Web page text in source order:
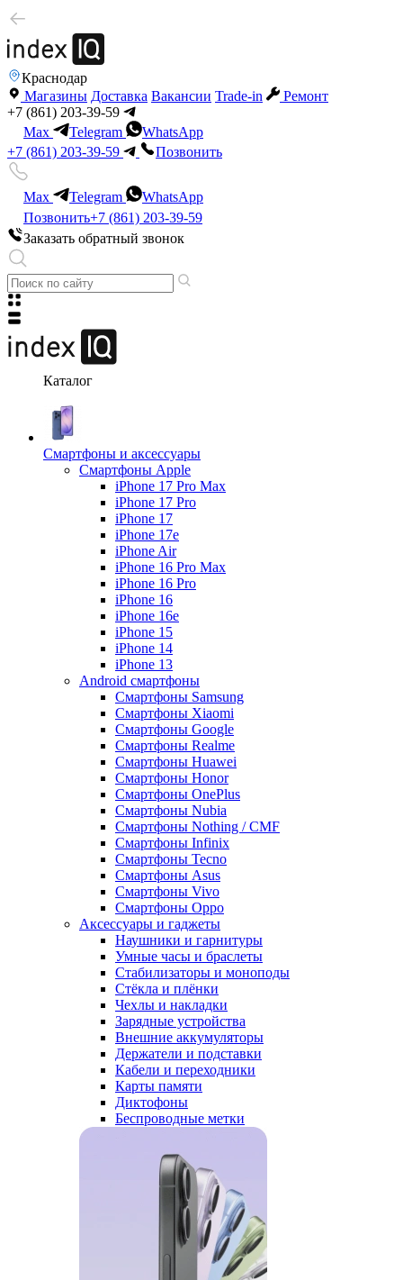
Краснодар
Магазины Доставка Вакансии Trade-in
Ремонт
+7 (861) 203-39-59
Max
Telegram
WhatsApp
+7 (861) 203-39-59
Позвонить
Max Telegram
WhatsApp
Позвонить+7 (861) 203-39-59
Заказать обратный звонок
Каталог
Смартфоны и аксессуары
Смартфоны Apple
iPhone 17 Pro Max
iPhone 17 Pro
iPhone 17
iPhone 17e
iPhone Air
iPhone 16 Pro Max
iPhone 16 Pro
iPhone 16
iPhone 16e
iPhone 15
iPhone 14
iPhone 13
Android cмартфоны
Смартфоны Samsung
Смартфоны Xiaomi
Смартфоны Google
Смартфоны Realme
Смартфоны Huawei
Смартфоны Honor
Смартфоны OnePlus
Смартфоны Nubia
Смартфоны Nothing / CMF
Смартфоны Infinix
Смартфоны Tecno
Смартфоны Asus
Смартфоны Vivo
Смартфоны Oppo
Аксессуары и гаджеты
Наушники и гарнитуры
Умные часы и браслеты
Стабилизаторы и моноподы
Стёкла и плёнки
Чехлы и накладки
Зарядные устройства
Внешние аккумуляторы
Держатели и подставки
Кабели и переходники
Карты памяти
Диктофоны
Беспроводные метки